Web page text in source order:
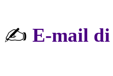
✍ E-mail